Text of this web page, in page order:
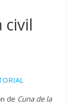
civil
de Cuna de la